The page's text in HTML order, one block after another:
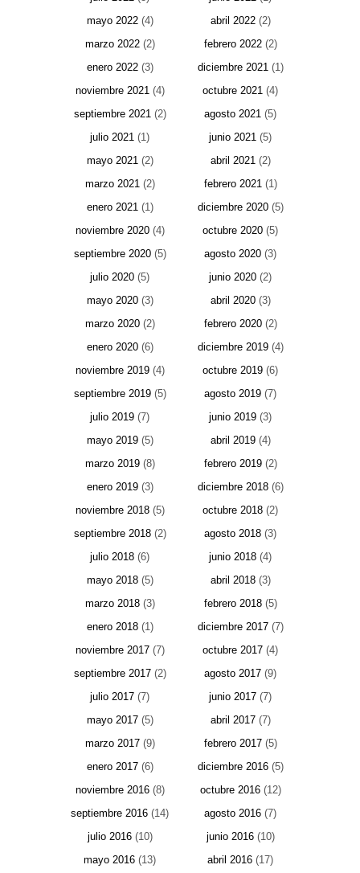
mayo 2022(4) abril 2022(2)
marzo 2022(2) febrero 2022(2)
enero 2022(3) diciembre 2021(1)
noviembre 2021(4) octubre 2021 (4)
septiembre 2021(2) agosto 2021 (5)
julio 2021 (1) junio 2021 (5)
mayo 2021(2) abril 2021(2)
marzo 2021(2) febrero 2021(1)
enero 2021(1) diciembre 2020(5)
noviembre 2020(4) octubre 2020 (5)
septiembre 2020(5) agosto 2020 (3)
julio 2020 (5) junio 2020 (2)
mayo 2020(3) abril 2020(3)
marzo 2020(2) febrero 2020(2)
enero 2020(6) diciembre 2019(4)
noviembre 2019(4) octubre 2019 (6)
septiembre 2019(5) agosto 2019 (7)
julio 2019 (7) junio 2019 (3)
mayo 2019(5) abril 2019(4)
marzo 2019(8) febrero 2019(2)
enero 2019(3) diciembre 2018(6)
noviembre 2018(5) octubre 2018 (2)
septiembre 2018(2) agosto 2018 (3)
julio 2018 (6) junio 2018 (4)
mayo 2018(5) abril 2018(3)
marzo 2018(3) febrero 2018(5)
enero 2018(1) diciembre 2017(7)
noviembre 2017(7) octubre 2017 (4)
septiembre 2017(2) agosto 2017 (9)
julio 2017 (7) junio 2017 (7)
mayo 2017(5) abril 2017(7)
marzo 2017(9) febrero 2017(5)
enero 2017(6) diciembre 2016(5)
noviembre 2016(8) octubre 2016(12)
septiembre 2016 (14) agosto 2016 (7)
julio 2016(10) junio 2016(10)
mayo 2016 (13) abril 2016 (17)